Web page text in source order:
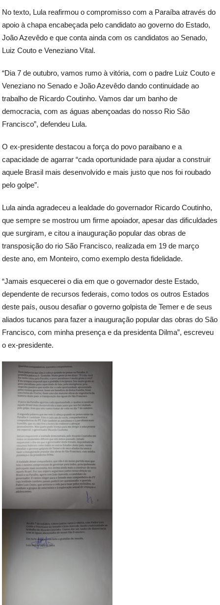
No texto, Lula reafirmou o compromisso com a Paraíba através do
apoio à chapa encabeçada pelo candidato ao governo do Estado,
João Azevêdo e que conta ainda com os candidatos ao Senado,
Luiz Couto e Veneziano Vital.
“Dia 7 de outubro, vamos rumo à vitória, com o padre Luiz Couto e
Veneziano no Senado e João Azevêdo dando continuidade ao
trabalho de Ricardo Coutinho. Vamos dar um banho de
democracia, com as águas abençoadas do nosso Rio São
Francisco”, defendeu Lula.
O ex-presidente destacou a força do povo paraibano e a
capacidade de agarrar “cada oportunidade para ajudar a construir
aquele Brasil mais desenvolvido e mais justo que nos foi roubado
pelo golpe”.
Lula ainda agradeceu a lealdade do governador Ricardo Coutinho,
que sempre se mostrou um firme apoiador, apesar das dificuldades
que surgiram, e citou a inauguração popular das obras de
transposição do rio São Francisco, realizada em 19 de março
deste ano, em Monteiro, como exemplo desta fidelidade.
“Jamais esquecerei o dia em que o governador deste Estado,
dependente de recursos federais, como todos os outros Estados
deste país, ousou desafiar o governo golpista de Temer e de seus
aliados tucanos para fazer a inauguração popular das obras do São
Francisco, com minha presença e da presidenta Dilma”, escreveu
o ex-presidente.